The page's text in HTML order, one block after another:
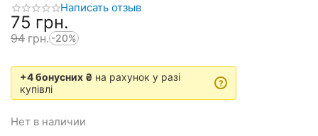
Написать отзыв
‍75‍ грн.
‍94‍ грн. -20%
+4 бонусних ₴ на рахунок у разі
купівлі
?
Нет в наличии